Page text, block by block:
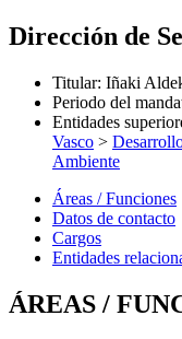
Dirección de
Titular: Iñaki
Periodo del
Entidades
Vasco >
Ambiente
Áreas / Funciones
Datos de contacto
Cargos
Entidades
ÁREAS /